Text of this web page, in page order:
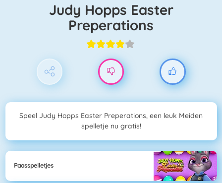
Judy Hopps Easter
Preperations
Speel Judy Hopps Easter Preperations, een leuk Meiden
spelletje nu gratis!
Paasspelletjes